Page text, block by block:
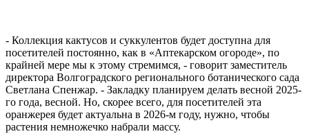
- Коллекция кактусов и суккулентов будет доступна для
посетителей постоянно, как в «Аптекарском огороде», по
крайней мере мы к этому стремимся, - говорит заместитель
директора Волгоградского регионального ботанического сада
Светлана Спенжар. - Закладку планируем делать весной 2025-
го года, весной. Но, скорее всего, для посетителей эта
оранжерея будет актуальна в 2026-м году, нужно, чтобы
растения немножечко набрали массу.